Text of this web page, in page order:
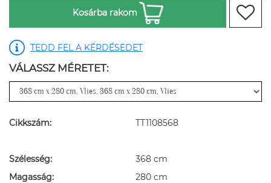
Kosárba rakom
TEDD FEL A KÉRDÉSEDET
VÁLASSZ MÉRETET:
Cikkszám: TT1108568
Szélesség:
368 cm
Magasság:
280 cm